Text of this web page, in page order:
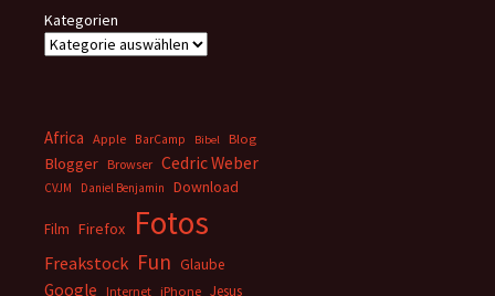
Kategorien
Africa Apple BarCamp Bibel Blog
Blogger Browser Cedric Weber
CVJM Daniel Benjamin Download
Film Firefox Fotos
Freakstock Fun Glaube
Google Internet iPhone Jesus